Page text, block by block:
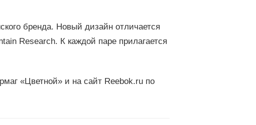
бренда. Новый дизайн отличается
Research. К каждой паре прилагается
«Цветной» и на сайт Reebok.ru по